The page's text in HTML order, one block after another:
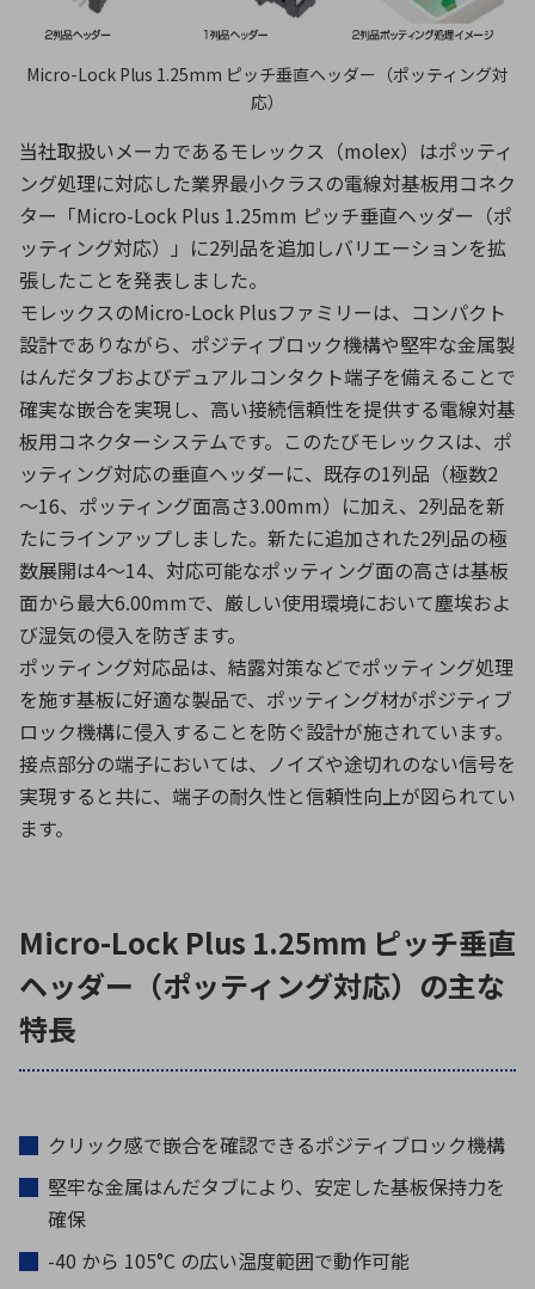
環境構築・開発システム
半導体・電子部品小ロット
Micro-Lock Plus 1.25mm ピッチ垂直ヘッダー（ポッティング対
応）
当社取扱いメーカであるモレックス（molex）はポッティ
ング処理に対応した業界最小クラスの電線対基板用コネク
ター「Micro-Lock Plus 1.25mm ピッチ垂直ヘッダー（ポ
ッティング対応）」に2列品を追加しバリエーションを拡
張したことを発表しました。
モレックスのMicro-Lock Plusファミリーは、コンパクト
設計でありながら、ポジティブロック機構や堅牢な金属製
はんだタブおよびデュアルコンタクト端子を備えることで
確実な嵌合を実現し、高い接続信頼性を提供する電線対基
板用コネクターシステムです。このたびモレックスは、ポ
ッティング対応の垂直ヘッダーに、既存の1列品（極数2
～16、ポッティング面高さ3.00mm）に加え、2列品を新
たにラインアップしました。新たに追加された2列品の極
数展開は4～14、対応可能なポッティング面の高さは基板
面から最大6.00mmで、厳しい使用環境において塵埃およ
び湿気の侵入を防ぎます。
ポッティング対応品は、結露対策などでポッティング処理
を施す基板に好適な製品で、ポッティング材がポジティブ
ロック機構に侵入することを防ぐ設計が施されています。
接点部分の端子においては、ノイズや途切れのない信号を
実現すると共に、端子の耐久性と信頼性向上が図られてい
ます。
Micro-Lock Plus 1.25mm ピッチ垂直
ヘッダー（ポッティング対応）の主な
特長
クリック感で嵌合を確認できるポジティブロック機構
堅牢な金属はんだタブにより、安定した基板保持力を
確保
-40 から 105°C の広い温度範囲で動作可能